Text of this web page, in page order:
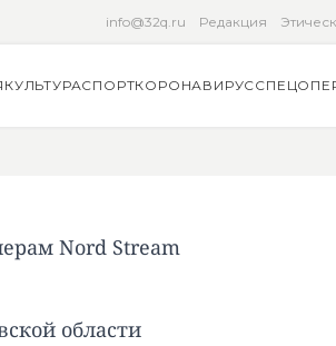
info@32q.ru Редакция
КУЛЬТУРАСПОРТКОРОНАВИРУС
Nord Stream
области